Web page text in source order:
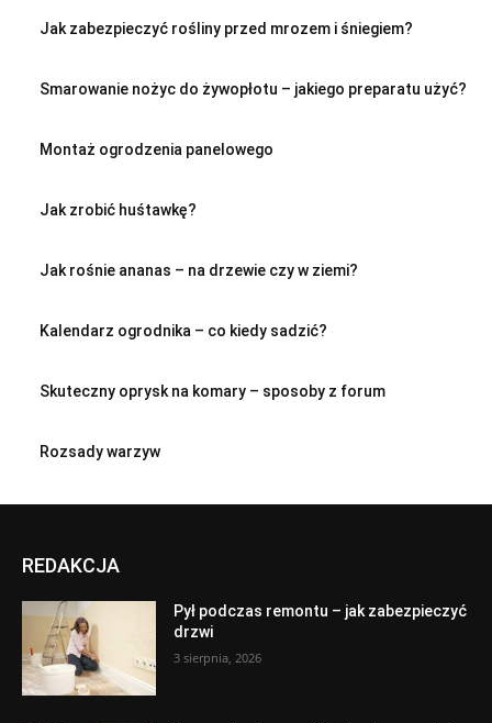
Jak zabezpieczyć rośliny przed mrozem i śniegiem?
Smarowanie nożyc do żywopłotu – jakiego preparatu użyć?
Montaż ogrodzenia panelowego
Jak zrobić huśtawkę?
Jak rośnie ananas – na drzewie czy w ziemi?
Kalendarz ogrodnika – co kiedy sadzić?
Skuteczny oprysk na komary – sposoby z forum
Rozsady warzyw
REDAKCJA
Pył podczas remontu – jak zabezpieczyć
drzwi
3 sierpnia, 2026